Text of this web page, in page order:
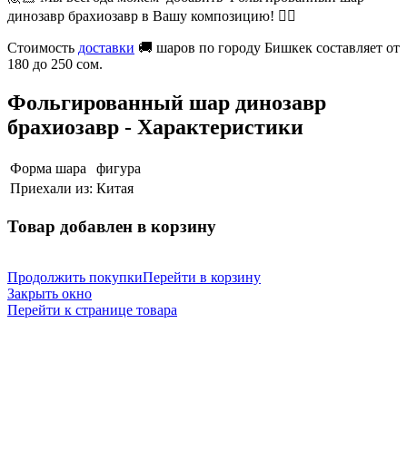
динозавр брахиозавр в Вашу композицию! 👍🏻
Стоимость доставки 🚚 шаров по городу Бишкек составляет от
180 до 250 сом.
Фольгированный шар динозавр
брахиозавр - Характеристики
Форма шара
фигура
Приехали из: Китая
Товар добавлен в корзину
Продолжить покупкиПерейти в корзину
Закрыть окно
Перейти к странице товара